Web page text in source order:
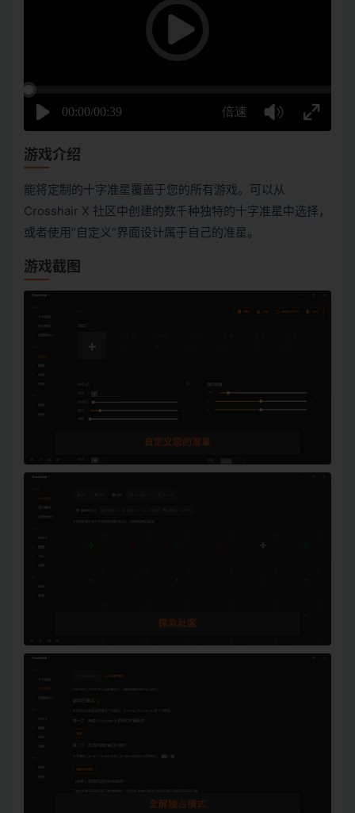
游戏介绍
能将定制的十字准星覆盖于您的所有游戏。可以从
Crosshair X 社区中创建的数千种独特的十字准星中选择，
或者使用“自定义”界面设计属于自己的准星。
游戏截图